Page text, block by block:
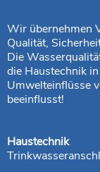
Wir übernehmen
Qualität,
Die
die Haustechnik
Umwelteinflüsse
beeinflusst!
Haustechnik